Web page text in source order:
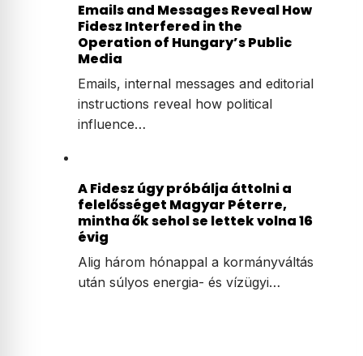
Emails and Messages Reveal How
Fidesz Interfered in the
Operation of Hungary’s Public
Media
Emails, internal messages and editorial
instructions reveal how political
influence…
A Fidesz úgy próbálja áttolni a
felelősséget Magyar Péterre,
mintha ők sehol se lettek volna 16
évig
Alig három hónappal a kormányváltás
után súlyos energia- és vízügyi…